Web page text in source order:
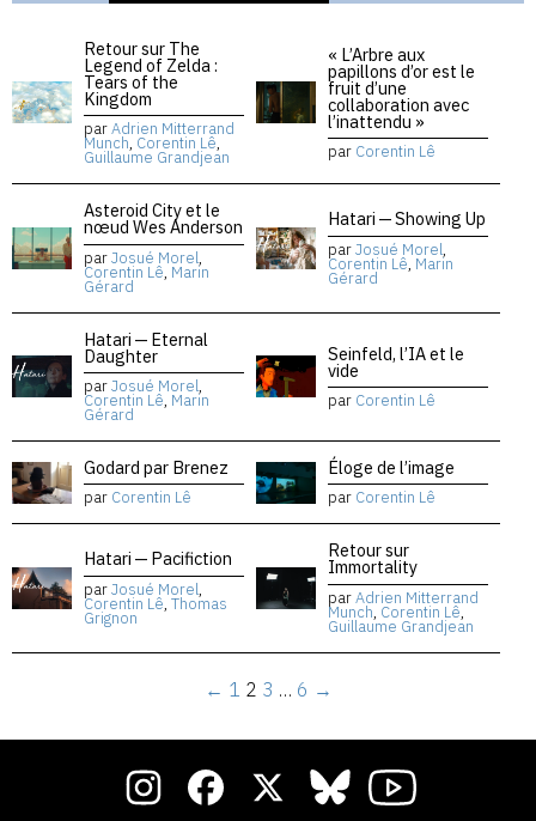
Retour sur The
Legend of Zelda :
Tears of the
Kingdom
parAdrien Mitterrand
Munch, Corentin Lê,
Guillaume Grandjean
« L’Arbre aux
papillons d’or est le
fruit d’une
collaboration avec
l’inattendu »
par Corentin Lê
Asteroid City et le
nœud Wes Anderson
parJosué Morel,
Corentin Lê, Marin
Gérard
Hatari — Showing Up
parJosué Morel,
Corentin Lê, Marin
Gérard
Hatari — Eternal
Daughter
parJosué Morel,
Corentin Lê, Marin
Gérard
Seinfeld, l’IA et le
vide
par Corentin Lê
Godard par Brenez
par Corentin Lê
Éloge de l’image
par Corentin Lê
Hatari — Pacifiction
parJosué Morel,
Corentin Lê, Thomas
Grignon
Retour sur
Immortality
parAdrien Mitterrand
Munch, Corentin Lê,
Guillaume Grandjean
← 1 2 3 … 6 →